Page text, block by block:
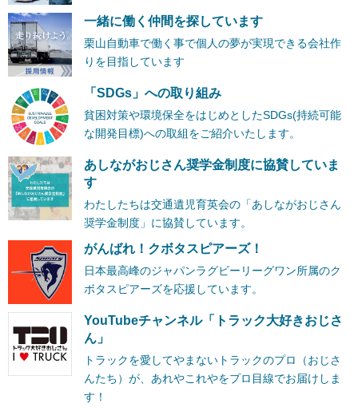
一緒に働く仲間を探しています
栗山自動車で働く事で個人の夢が実現できる会社作
りを目指しています
「SDGs」への取り組み
貧困対策や環境保全をはじめとしたSDGs(持続可能
な開発目標)への取組をご紹介いたします。
あしながおじさん奨学金制度に協賛していま
す
わたしたちは交通遺児育英会の「あしながおじさん
奨学金制度」に協賛しています。
がんばれ！クボタスピアーズ！
日本最高峰のジャパンラグビーリーグワン所属のク
ボタスピアーズを応援しています。
YouTubeチャンネル「トラック大好きおじさ
ん」
トラックを愛してやまないトラックのプロ（おじさ
んたち）が、あれやこれやをプロ目線でお届けしま
す！